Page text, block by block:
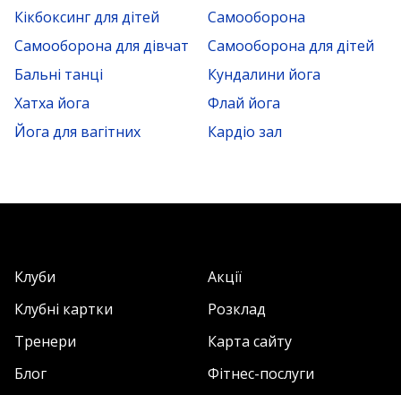
Кікбоксинг для дітей
Самооборона
Самооборона для дівчат
Самооборона для дітей
Бальні танці
Кундалини йога
Хатха йога
Флай йога
Йога для вагітних
Кардіо зал
Клуби
Акції
Клубні картки
Розклад
Тренери
Карта сайту
Блог
Фітнес-послуги